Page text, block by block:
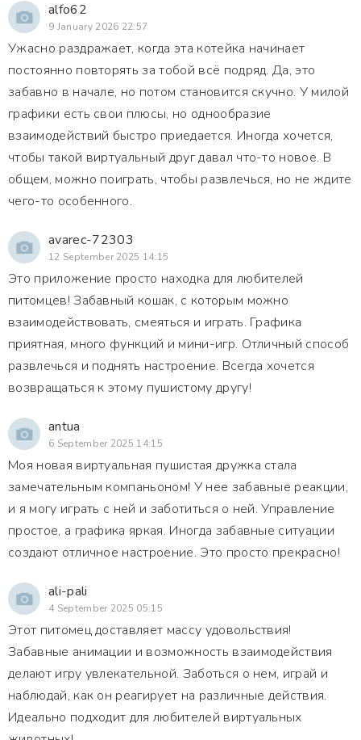
alfo62
9 January 2026 22:57
Ужасно раздражает, когда эта котейка начинает
постоянно повторять за тобой всё подряд. Да, это
забавно в начале, но потом становится скучно. У милой
графики есть свои плюсы, но однообразие
взаимодействий быстро приедается. Иногда хочется,
чтобы такой виртуальный друг давал что-то новое. В
общем, можно поиграть, чтобы развлечься, но не ждите
чего-то особенного.
avarec-72303
12 September 2025 14:15
Это приложение просто находка для любителей
питомцев! Забавный кошак, с которым можно
взаимодействовать, смеяться и играть. Графика
приятная, много функций и мини-игр. Отличный способ
развлечься и поднять настроение. Всегда хочется
возвращаться к этому пушистому другу!
antua
6 September 2025 14:15
Моя новая виртуальная пушистая дружка стала
замечательным компаньоном! У нее забавные реакции,
и я могу играть с ней и заботиться о ней. Управление
простое, а графика яркая. Иногда забавные ситуации
создают отличное настроение. Это просто прекрасно!
ali-pali
4 September 2025 05:15
Этот питомец доставляет массу удовольствия!
Забавные анимации и возможность взаимодействия
делают игру увлекательной. Заботься о нем, играй и
наблюдай, как он реагирует на различные действия.
Идеально подходит для любителей виртуальных